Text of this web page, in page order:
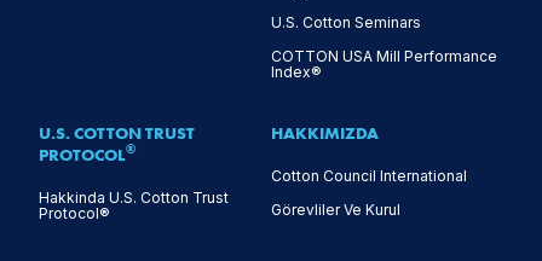
U.S. Cotton Seminars
COTTON USA Mill Performance
Index®
U.S. COTTON TRUST
PROTOCOL®
Hakkinda U.S. Cotton Trust
Protocol®
HAKKIMIZDA
Cotton Council International
Görevliler Ve Kurul